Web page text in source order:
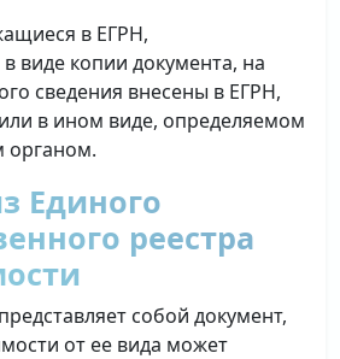
в ЕГРН,
виде копии документа, на
сведения внесены в ЕГРН,
в ином виде, определяемом
Единого
реестра
собой документ,
от ее вида может